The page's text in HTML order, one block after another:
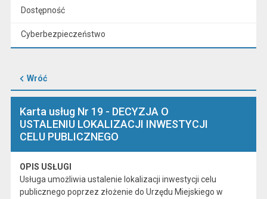
Dostępność
Cyberbezpieczeństwo
Wróć
Karta usług Nr 19 - DECYZJA O
USTALENIU LOKALIZACJI INWESTYCJI
CELU PUBLICZNEGO
OPIS USŁUGI
Usługa umożliwia ustalenie lokalizacji inwestycji celu
publicznego poprzez złożenie do Urzędu Miejskiego w